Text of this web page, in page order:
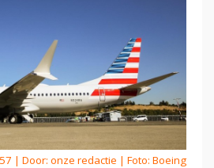
| Door: onze redactie | Foto: Boeing